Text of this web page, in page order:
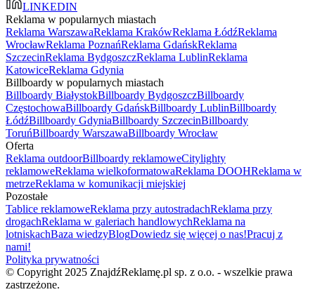
LINKEDIN
Reklama w popularnych miastach
Reklama WarszawaReklama KrakówReklama ŁódźReklama
WrocławReklama PoznańReklama GdańskReklama
SzczecinReklama BydgoszczReklama LublinReklama
KatowiceReklama Gdynia
Billboardy w popularnych miastach
Billboardy BiałystokBillboardy BydgoszczBillboardy
CzęstochowaBillboardy GdańskBillboardy LublinBillboardy
ŁódźBillboardy GdyniaBillboardy SzczecinBillboardy
ToruńBillboardy WarszawaBillboardy Wrocław
Oferta
Reklama outdoorBillboardy reklamoweCitylighty
reklamoweReklama wielkoformatowaReklama DOOHReklama w
metrzeReklama w komunikacji miejskiej
Pozostałe
Tablice reklamoweReklama przy autostradachReklama przy
drogachReklama w galeriach handlowychReklama na
lotniskachBaza wiedzyBlogDowiedz się więcej o nas!Pracuj z
nami!
Polityka prywatności
© Copyright 2025 ZnajdźReklamę.pl sp. z o.o. - wszelkie prawa
zastrzeżone.